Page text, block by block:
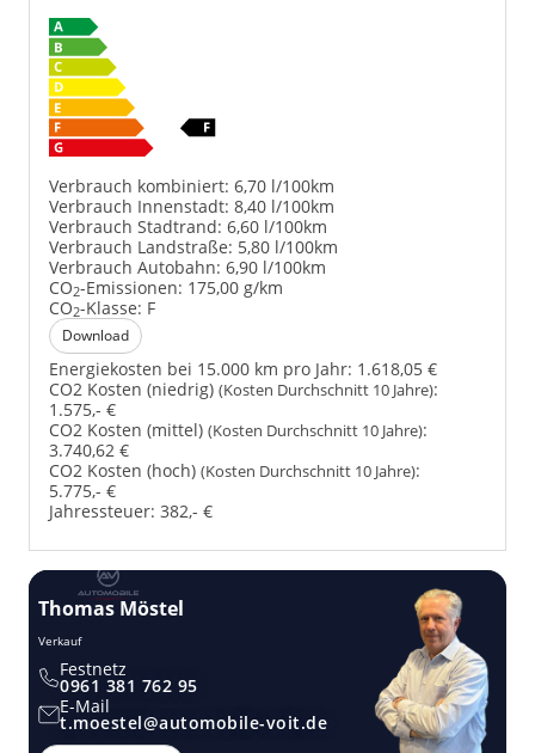
Verbrauch kombiniert: 6,70 l/100km
Verbrauch Innenstadt: 8,40 l/100km
Verbrauch Stadtrand: 6,60 l/100km
Verbrauch Landstraße: 5,80 l/100km
Verbrauch Autobahn: 6,90 l/100km
CO2-Emissionen: 175,00 g/km
CO2-Klasse: F
Download
Energiekosten bei 15.000 km pro Jahr: 1.618,05 €
CO2 Kosten (niedrig) (Kosten Durchschnitt 10 Jahre):
1.575,- €
CO2 Kosten (mittel) (Kosten Durchschnitt 10 Jahre):
3.740,62 €
CO2 Kosten (hoch) (Kosten Durchschnitt 10 Jahre):
5.775,- €
Jahressteuer: 382,- €
Thomas Möstel
Verkauf
Festnetz
0961 381 762 95
E-Mail
t.moestel@automobile-voit.de